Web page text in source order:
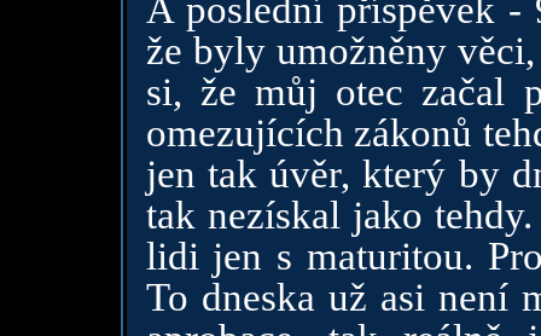
A poslední příspěvek
že byly umožněny
si, že můj otec začal
omezujících zákonů
jen tak úvěr, který by
tak nezískal jako
lidi jen s maturitou.
To dneska už asi není